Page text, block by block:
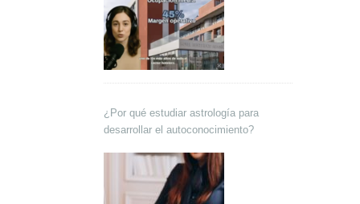
¿Por qué estudiar astrología para
desarrollar el autoconocimiento?